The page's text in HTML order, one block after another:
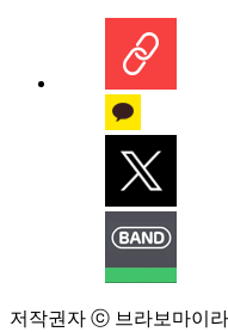
저작권자 ⓒ 브라보마이